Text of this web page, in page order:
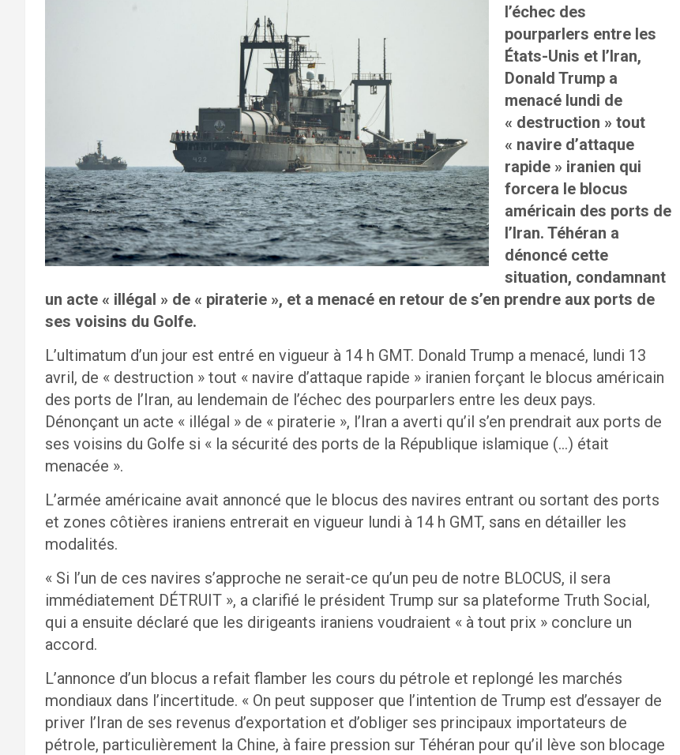
l’échec des
pourparlers entre les
États-Unis et l’Iran,
Donald Trump a
menacé lundi de
« destruction » tout
« navire d’attaque
rapide » iranien qui
forcera le blocus
américain des ports de
l’Iran. Téhéran a
dénoncé cette
situation, condamnant
un acte « illégal » de « piraterie », et a menacé en retour de s’en prendre aux ports de
ses voisins du Golfe.
L’ultimatum d’un jour est entré en vigueur à 14 h GMT. Donald Trump a menacé, lundi 13
avril, de « destruction » tout « navire d’attaque rapide » iranien forçant le blocus américain
des ports de l’Iran, au lendemain de l’échec des pourparlers entre les deux pays.
Dénonçant un acte « illégal » de « piraterie », l’Iran a averti qu’il s’en prendrait aux ports de
ses voisins du Golfe si « la sécurité des ports de la République islamique (…) était
menacée ».
L’armée américaine avait annoncé que le blocus des navires entrant ou sortant des ports
et zones côtières iraniens entrerait en vigueur lundi à 14 h GMT, sans en détailler les
modalités.
« Si l’un de ces navires s’approche ne serait-ce qu’un peu de notre BLOCUS, il sera
immédiatement DÉTRUIT », a clarifié le président Trump sur sa plateforme Truth Social,
qui a ensuite déclaré que les dirigeants iraniens voudraient « à tout prix » conclure un
accord.
L’annonce d’un blocus a refait flamber les cours du pétrole et replongé les marchés
mondiaux dans l’incertitude. « On peut supposer que l’intention de Trump est d’essayer de
priver l’Iran de ses revenus d’exportation et d’obliger ses principaux importateurs de
pétrole, particulièrement la Chine, à faire pression sur Téhéran pour qu’il lève son blocage